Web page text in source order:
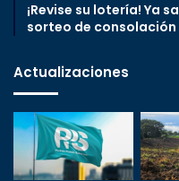
¡Revise su lotería! Ya
sorteo de consolación
Actualizaciones